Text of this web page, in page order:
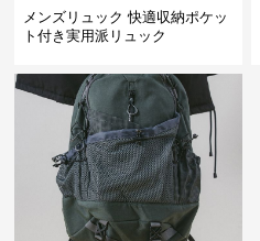
メンズリュック 快適収納ポケッ
ト付き実用派リュック